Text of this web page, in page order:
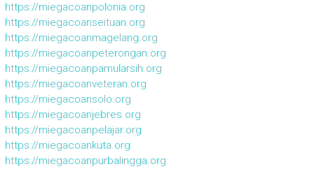
https://miegacoanpolonia.org
https://miegacoanseituan.org
https://miegacoanmagelang.org
https://miegacoanpeterongan.org
https://miegacoanpamularsih.org
https://miegacoanveteran.org
https://miegacoansolo.org
https://miegacoanjebres.org
https://miegacoanpelajar.org
https://miegacoankuta.org
https://miegacoanpurbalingga.org